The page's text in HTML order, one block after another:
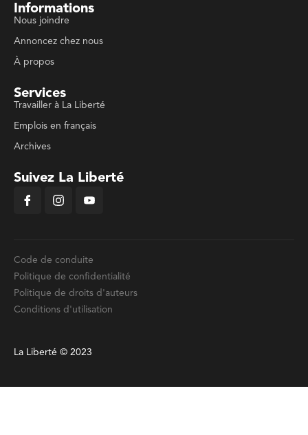
Informations
Nous joindre
Annoncez chez nous
À propos
Services
Travailler à La Liberté
Emplois en français
Archives
Suivez La Liberté
Code de conduite
Politique de confidentialité
Politique de droits d'auteurs
Conditions d'utilisation
La Liberté © 2023